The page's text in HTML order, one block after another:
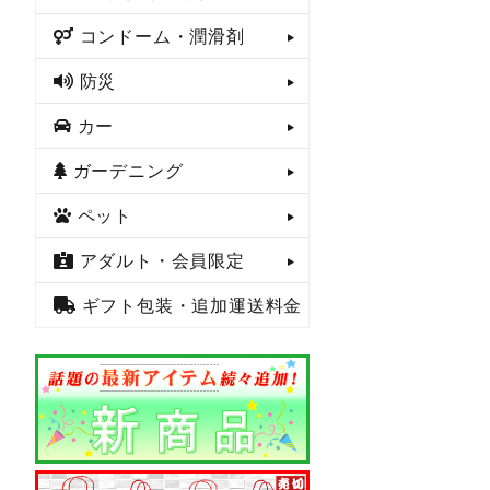
コンドーム・潤滑剤
防災
カー
ガーデニング
ペット
アダルト・会員限定
ギフト包装・追加運送料金